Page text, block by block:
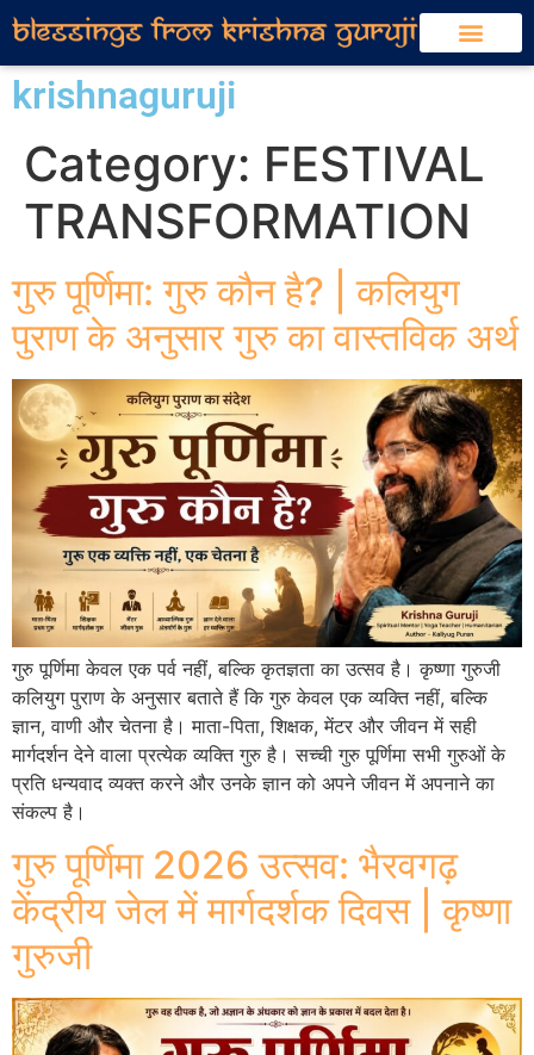
krishnaguruji
Category: FESTIVAL
TRANSFORMATION
गुरु पूर्णिमा: गुरु कौन है? | कलियुग
पुराण के अनुसार गुरु का वास्तविक अर्थ
गुरु पूर्णिमा केवल एक पर्व नहीं, बल्कि कृतज्ञता का उत्सव है। कृष्णा गुरुजी
कलियुग पुराण के अनुसार बताते हैं कि गुरु केवल एक व्यक्ति नहीं, बल्कि
ज्ञान, वाणी और चेतना है। माता-पिता, शिक्षक, मेंटर और जीवन में सही
मार्गदर्शन देने वाला प्रत्येक व्यक्ति गुरु है। सच्ची गुरु पूर्णिमा सभी गुरुओं के
प्रति धन्यवाद व्यक्त करने और उनके ज्ञान को अपने जीवन में अपनाने का
संकल्प है।
गुरु पूर्णिमा 2026 उत्सव: भैरवगढ़
केंद्रीय जेल में मार्गदर्शक दिवस | कृष्णा
गुरुजी